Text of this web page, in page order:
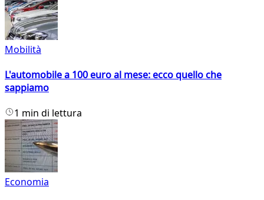
Mobilità
L'automobile a 100 euro al mese: ecco quello che
sappiamo
1 min di lettura
Economia